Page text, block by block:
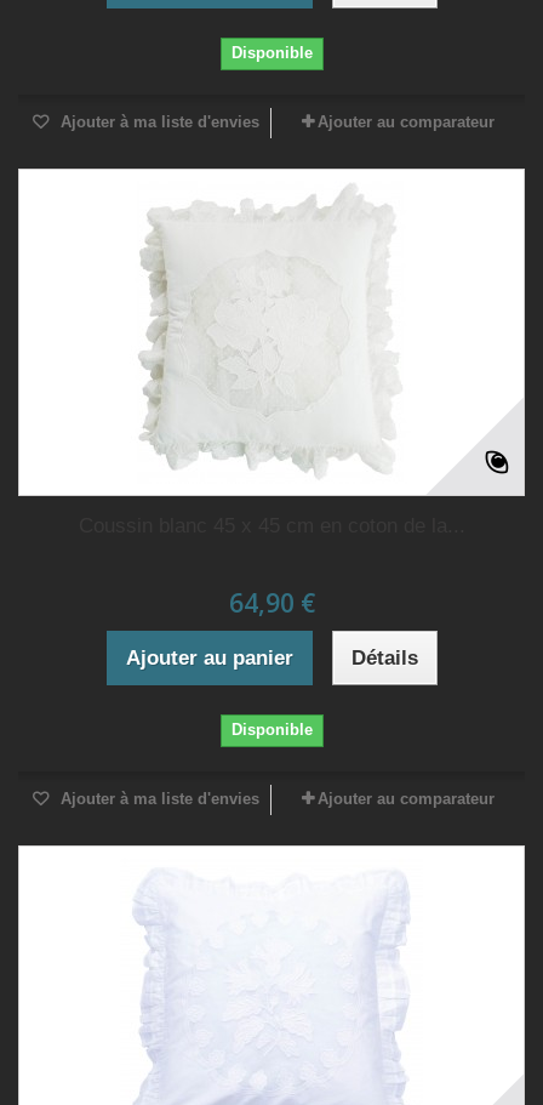
Disponible
Ajouter à ma liste d'envies Ajouter au comparateur
64,90 €
Ajouter au panier Détails
Disponible
Ajouter à ma liste d'envies Ajouter au comparateur